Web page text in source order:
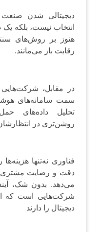
دیجیتالی شدن
انتخاب نیست، بلکه
هنوز بر روش‌های
رقابت باز می‌مانند.
در مقابل، شرکت‌هایی
سمت سامانه‌های
تحلیل داده‌های
روشن‌تری در
فناوری نه‌تنها
دقت و رضایت مشتری
می‌دهد. بدون شک،
شرکت‌هایی است که
دیجیتال را دارند